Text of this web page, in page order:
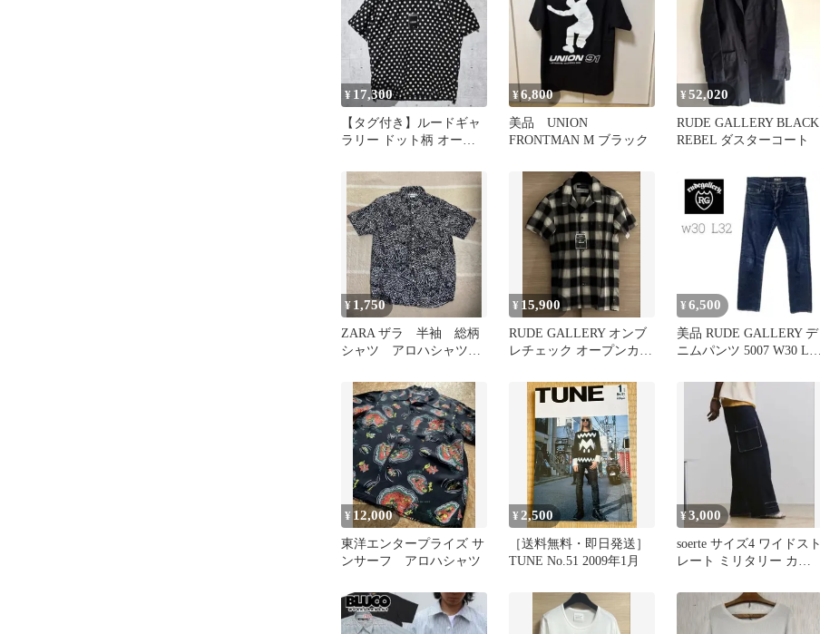
¥ 17,300
【タグ付き】ルードギャ
ラリー ドット柄 オープ
×白
¥6,800
美品 UNION
FRONTMAN M ブラック
¥52,020
RUDE GALLERY BLACK
REBEL ダスターコート
¥ 1,750
ZARA ザラ 半袖 総柄
シャツ アロハシャツ
¥ 15,900
RUDE GALLERY オンブ
レチェック オープンカラ
¥ 6,500
美品 RUDE GALLERY デ
ニムパンツ 5007 W30 L32
¥ 12,000
東洋エンタープライズ サ
ンサーフ アロハシャツ
¥ 2,500
［送料無料・即日発送］
TUNE No.51 2009年1月
¥3,000
soerte サイズ4 ワイドスト
レート ミリタリー カー